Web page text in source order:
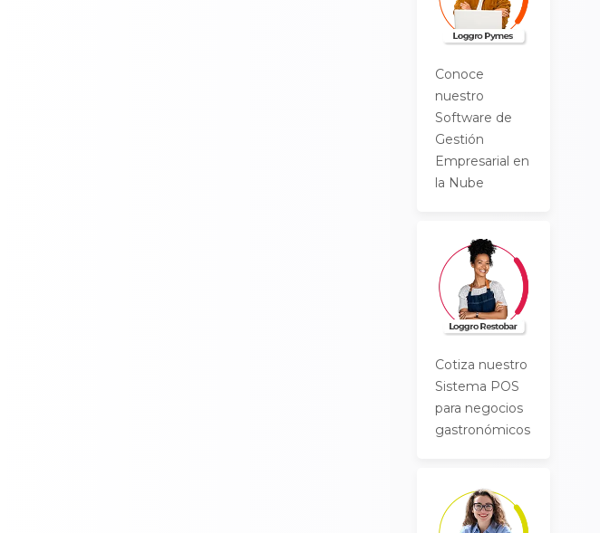
Conoce
nuestro
Software de
Gestión
Empresarial en
la Nube
Cotiza nuestro
Sistema POS
para negocios
gastronómicos